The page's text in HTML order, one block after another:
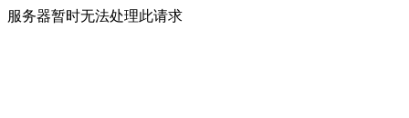
服务器暂时无法处理此请求